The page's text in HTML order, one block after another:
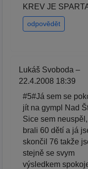
KREV JE
odpovědět
Lukáš Svoboda –
22.4.2008 18:39
#5#Já sem se
jít na gympl Nad
Sice sem
brali 60 dětí a já
skončil 76 takže
stejně se svym
výsledkem